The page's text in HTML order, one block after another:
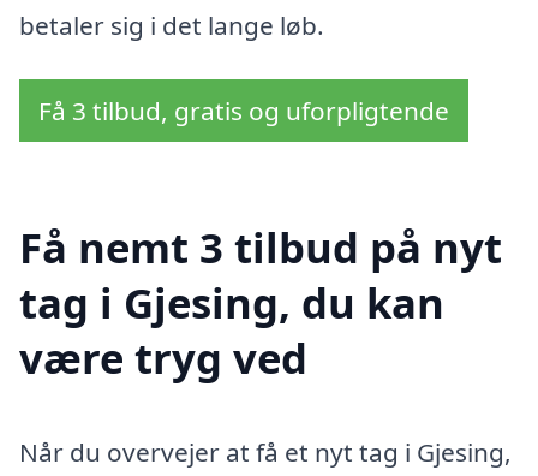
betaler sig i det lange løb.
Få 3 tilbud, gratis og uforpligtende
Få nemt 3 tilbud på nyt
tag i Gjesing, du kan
være tryg ved
Når du overvejer at få et nyt tag i Gjesing,